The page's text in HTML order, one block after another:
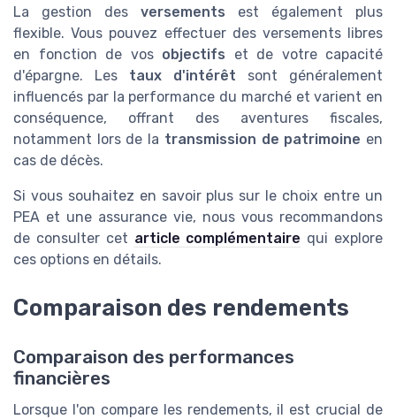
La gestion des versements est également plus
flexible. Vous pouvez effectuer des versements libres
en fonction de vos objectifs et de votre capacité
d'épargne. Les taux d'intérêt sont généralement
influencés par la performance du marché et varient en
conséquence, offrant des aventures fiscales,
notamment lors de la transmission de patrimoine en
cas de décès.
Si vous souhaitez en savoir plus sur le choix entre un
PEA et une assurance vie, nous vous recommandons
de consulter cet article complémentaire qui explore
ces options en détails.
Comparaison des rendements
Comparaison des performances
financières
Lorsque l'on compare les rendements, il est crucial de